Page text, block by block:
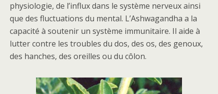
physiologie, de l’influx dans le système nerveux ainsi
que des fluctuations du mental. L’Ashwagandha a la
capacité à soutenir un système immunitaire. Il aide à
lutter contre les troubles du dos, des os, des genoux,
des hanches, des oreilles ou du côlon.